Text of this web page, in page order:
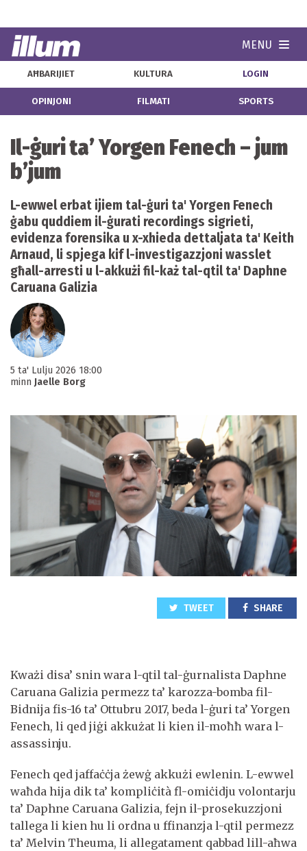
MENU
AĦBARIJIET KULTURA LOGIN
OPINJONI FILMATI SPORTS
Il-ġuri ta’ Yorgen Fenech – jum
b’jum
L-ewwel erbat ijiem tal-ġuri ta' Yorgen Fenech
ġabu quddiem il-ġurati recordings sigrieti,
evidenza forensika u x-xhieda dettaljata ta' Keith
Arnaud, li spjega kif l-investigazzjoni wasslet
għall-arresti u l-akkużi fil-każ tal-qtil ta' Daphne
Caruana Galizia
5 ta' Lulju 2026 18:00
minn Jaelle Borg
TWEET SHARE
Kważi disa’ snin wara l-qtil tal-ġurnalista Daphne
Caruana Galizia permezz ta’ karozza-bomba fil-
Bidnija fis-16 ta’ Ottubru 2017, beda l-ġuri ta’ Yorgen
Fenech, li qed jiġi akkużat li kien il-moħħ wara l-
assassinju.
Fenech qed jaffaċċja żewġ akkużi ewlenin. L-ewwel
waħda hija dik ta’ kompliċità fl-omiċidju volontarju
ta’ Daphne Caruana Galizia, fejn il-prosekuzzjoni
tallega li kien hu li ordna u ffinanzja l-qtil permezz
ta’ Melvin Theuma, li allegatament qabbad lill-aħwa